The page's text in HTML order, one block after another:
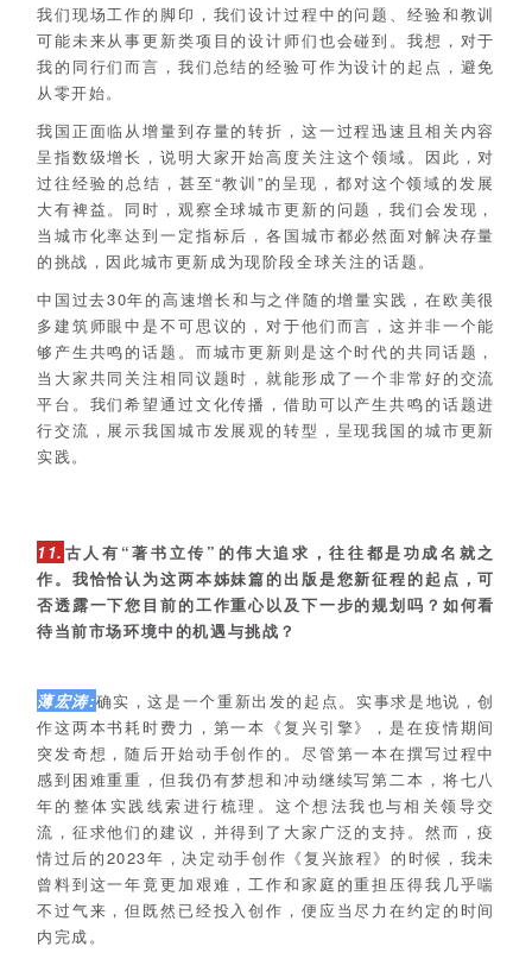
我们现场工作的脚印，我们设计过程中的问题、经验和教训
可能未来从事更新类项目的设计师们也会碰到。我想，对于
我的同行们而言，我们总结的经验可作为设计的起点，避免
从零开始。
我国正面临从增量到存量的转折，这一过程迅速且相关内容
呈指数级增长，说明大家开始高度关注这个领域。因此，对
过往经验的总结，甚至“教训”的呈现，都对这个领域的发展
大有裨益。同时，观察全球城市更新的问题，我们会发现，
当城市化率达到一定指标后，各国城市都必然面对解决存量
的挑战，因此城市更新成为现阶段全球关注的话题。
中国过去30年的高速增长和与之伴随的增量实践，在欧美很
多建筑师眼中是不可思议的，对于他们而言，这并非一个能
够产生共鸣的话题。而城市更新则是这个时代的共同话题，
当大家共同关注相同议题时，就能形成了一个非常好的交流
平台。我们希望通过文化传播，借助可以产生共鸣的话题进
行交流，展示我国城市发展观的转型，呈现我国的城市更新
实践。
11. 古人有“著书立传”的伟大追求，往往都是功成名就之
作。我恰恰认为这两本姊妹篇的出版是您新征程的起点，可
否透露一下您目前的工作重心以及下一步的规划吗？如何看
待当前市场环境中的机遇与挑战？
薄宏涛:确实，这是一个重新出发的起点。实事求是地说，创
作这两本书耗时费力，第一本《复兴引擎》，是在疫情期间
突发奇想，随后开始动手创作的。尽管第一本在撰写过程中
感到困难重重，但我仍有梦想和冲动继续写第二本，将七八
年的整体实践线索进行梳理。这个想法我也与相关领导交
流，征求他们的建议，并得到了大家广泛的支持。然而，疫
情过后的2023年，决定动手创作《复兴旅程》的时候，我未
曾料到这一年竟更加艰难，工作和家庭的重担压得我几乎喘
不过气来，但既然已经投入创作，便应当尽力在约定的时间
内完成。